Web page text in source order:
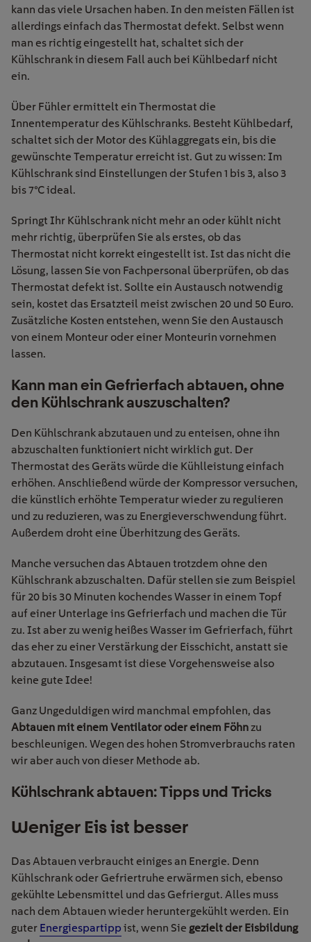
kann das viele Ursachen haben. In den meisten Fällen ist
allerdings einfach das Thermostat defekt. Selbst wenn
man es richtig eingestellt hat, schaltet sich der
Kühlschrank in diesem Fall auch bei Kühlbedarf nicht
ein.
Über Fühler ermittelt ein Thermostat die
Innentemperatur des Kühlschranks. Besteht Kühlbedarf,
schaltet sich der Motor des Kühlaggregats ein, bis die
gewünschte Temperatur erreicht ist. Gut zu wissen: Im
Kühlschrank sind Einstellungen der Stufen 1 bis 3, also 3
bis 7°C ideal.
Springt Ihr Kühlschrank nicht mehr an oder kühlt nicht
mehr richtig, überprüfen Sie als erstes, ob das
Thermostat nicht korrekt eingestellt ist. Ist das nicht die
Lösung, lassen Sie von Fachpersonal überprüfen, ob das
Thermostat defekt ist. Sollte ein Austausch notwendig
sein, kostet das Ersatzteil meist zwischen 20 und 50 Euro.
Zusätzliche Kosten entstehen, wenn Sie den Austausch
von einem Monteur oder einer Monteurin vornehmen
lassen.
Kann man ein Gefrierfach abtauen, ohne
den Kühlschrank auszuschalten?
Den Kühlschrank abzutauen und zu enteisen, ohne ihn
abzuschalten funktioniert nicht wirklich gut. Der
Thermostat des Geräts würde die Kühlleistung einfach
erhöhen. Anschließend würde der Kompressor versuchen,
die künstlich erhöhte Temperatur wieder zu regulieren
und zu reduzieren, was zu Energieverschwendung führt.
Außerdem droht eine Überhitzung des Geräts.
Manche versuchen das Abtauen trotzdem ohne den
Kühlschrank abzuschalten. Dafür stellen sie zum Beispiel
für 20 bis 30 Minuten kochendes Wasser in einem Topf
auf einer Unterlage ins Gefrierfach und machen die Tür
zu. Ist aber zu wenig heißes Wasser im Gefrierfach, führt
das eher zu einer Verstärkung der Eisschicht, anstatt sie
abzutauen. Insgesamt ist diese Vorgehensweise also
keine gute Idee!
Ganz Ungeduldigen wird manchmal empfohlen, das
Abtauen mit einem Ventilator oder einem Föhn zu
beschleunigen. Wegen des hohen Stromverbrauchs raten
wir aber auch von dieser Methode ab.
Kühlschrank abtauen: Tipps und Tricks
Weniger Eis ist besser
Das Abtauen verbraucht einiges an Energie. Denn
Kühlschrank oder Gefriertruhe erwärmen sich, ebenso
gekühlte Lebensmittel und das Gefriergut. Alles muss
nach dem Abtauen wieder heruntergekühlt werden. Ein
guter Energiespartipp ist, wenn Sie gezielt der Eisbildung